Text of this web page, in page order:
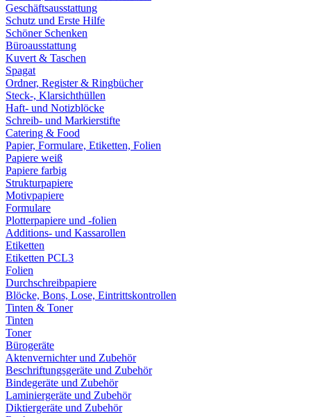
Geschäftsausstattung
Schutz und Erste Hilfe
Schöner Schenken
Büroausstattung
Kuvert & Taschen
Spagat
Ordner, Register & Ringbücher
Steck-, Klarsichthüllen
Haft- und Notizblöcke
Schreib- und Markierstifte
Catering & Food
Papier, Formulare, Etiketten, Folien
Papiere weiß
Papiere farbig
Strukturpapiere
Motivpapiere
Formulare
Plotterpapiere und -folien
Additions- und Kassarollen
Etiketten
Etiketten PCL3
Folien
Durchschreibpapiere
Blöcke, Bons, Lose, Eintrittskontrollen
Tinten & Toner
Tinten
Toner
Bürogeräte
Aktenvernichter und Zubehör
Beschriftungsgeräte und Zubehör
Bindegeräte und Zubehör
Laminiergeräte und Zubehör
Diktiergeräte und Zubehör